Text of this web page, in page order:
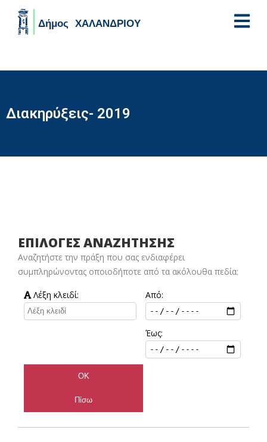
Διακηρύξεις- 2019
ΕΠΙΛΟΓΕΣ ΑΝΑΖΗΤΗΣΗΣ
Αναζητήστε την πράξη που σας ενδιαφέρει
συμπληρώνοντας οποιοδήποτε από τα ακόλουθα πεδία:
Λέξη κλειδί: Από:
Έως: